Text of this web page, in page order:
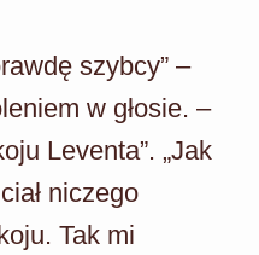
szybcy” –
w głosie. –
Leventa”. „Jak
niczego
Tak mi